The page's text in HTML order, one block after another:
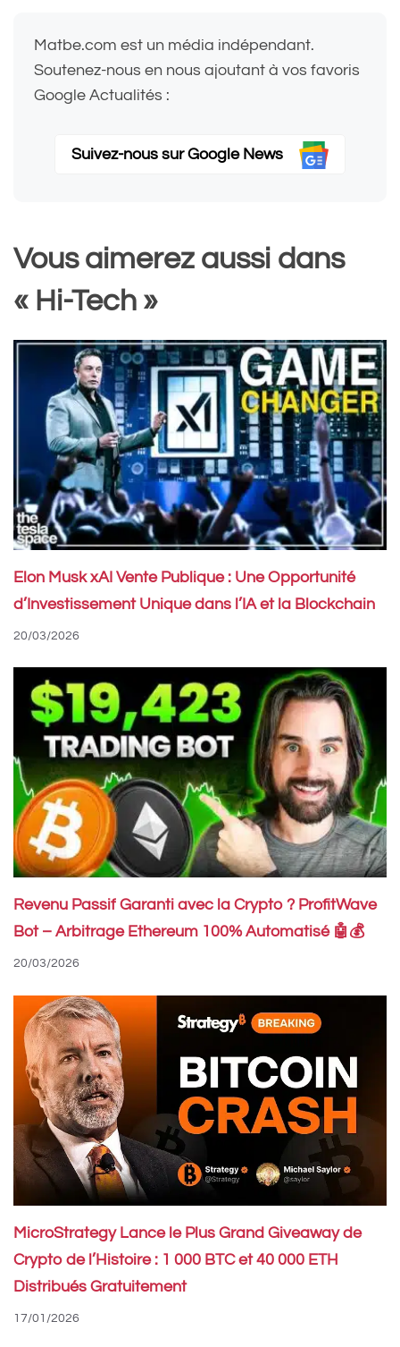
Matbe.com est un média indépendant.
Soutenez-nous en nous ajoutant à vos favoris
Google Actualités :
Suivez-nous sur Google News
Vous aimerez aussi dans
« Hi-Tech »
Elon Musk xAI Vente Publique : Une Opportunité
d’Investissement Unique dans l’IA et la Blockchain
20/03/2026
Revenu Passif Garanti avec la Crypto ? ProfitWave
Bot – Arbitrage Ethereum 100% Automatisé 🤖💰
20/03/2026
MicroStrategy Lance le Plus Grand Giveaway de
Crypto de l’Histoire : 1 000 BTC et 40 000 ETH
Distribués Gratuitement
17/01/2026